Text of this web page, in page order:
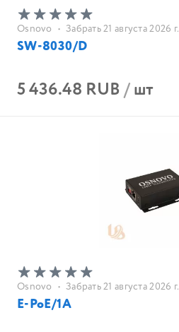
Osnovo • Забрать 21 августа 2026 г.
SW-8030/D
5 436.48 RUB/шт
Osnovo • Забрать 21 августа 2026 г.
E-PoE/1A